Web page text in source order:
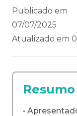
Publicado em
07/07/2025
Atualizado em
•